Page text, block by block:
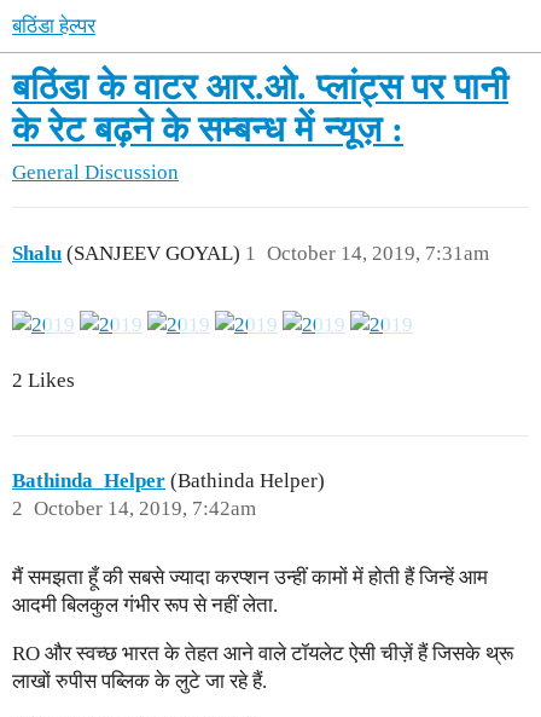
बठिंडा हेल्पर
बठिंडा के वाटर आर.ओ. प्लांट्स पर पानी
के रेट बढ़ने के सम्बन्ध में न्यूज़ :
General Discussion
Shalu (SANJEEV GOYAL) October 14, 2019, 7:31am
1
2 Likes
Bathinda_Helper (Bathinda Helper)
October 14, 2019, 7:42am
2
मैं समझता हूँ की सबसे ज्यादा करप्शन उन्हीं कामों में होती हैं जिन्हें आम
आदमी बिलकुल गंभीर रूप से नहीं लेता.
RO और स्वच्छ भारत के तेहत आने वाले टॉयलेट ऐसी चीज़ें हैं जिसके थ्रू
लाखों रुपीस पब्लिक के लुटे जा रहे हैं.